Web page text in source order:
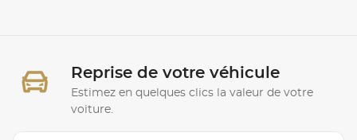
Reprise de votre véhicule
Estimez en quelques clics la valeur de votre
voiture.